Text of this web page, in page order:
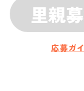
里親
応募ガ